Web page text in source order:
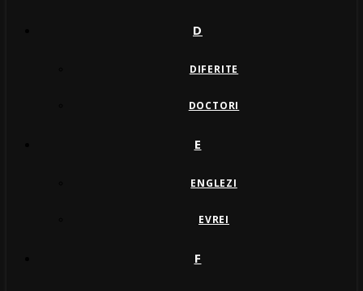
D
DIFERITE
DOCTORI
E
ENGLEZI
EVREI
F